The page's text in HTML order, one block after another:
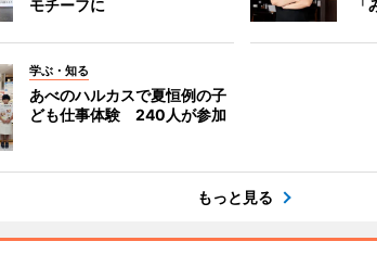
モチーフに
学ぶ・知る
あべのハルカスで夏恒例の子
ども仕事体験 240人が参加
もっと見る